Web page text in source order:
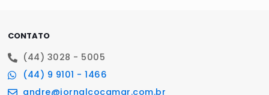
CONTATO
(44) 3028 - 5005
(44) 9 9101 - 1466
andre@jornalcocamar.com.br